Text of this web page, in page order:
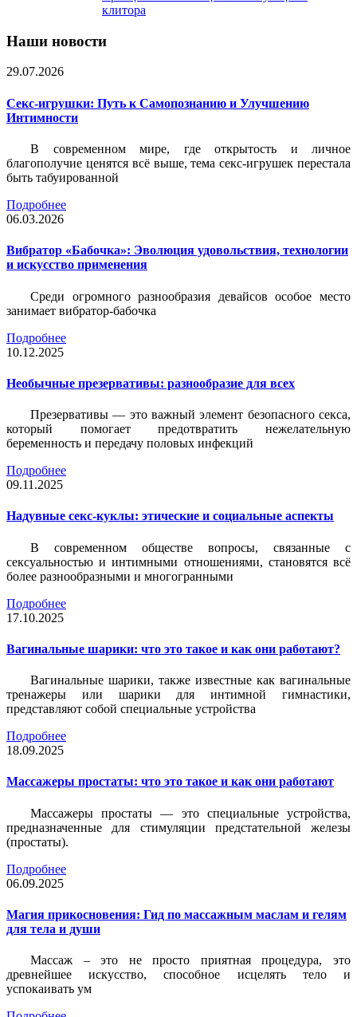
клитора
Наши новости
29.07.2026
Секс-игрушки: Путь к Самопознанию и Улучшению
Интимности
В современном мире, где открытость и личное
благополучие ценятся всё выше, тема секс-игрушек перестала
быть табуированной
Подробнее
06.03.2026
Вибратор «Бабочка»: Эволюция удовольствия, технологии
и искусство применения
Среди огромного разнообразия девайсов особое место
занимает вибратор-бабочка
Подробнее
10.12.2025
Необычные презервативы: разнообразие для всех
Презервативы — это важный элемент безопасного секса,
который помогает предотвратить нежелательную
беременность и передачу половых инфекций
Подробнее
09.11.2025
Надувные секс-куклы: этические и социальные аспекты
В современном обществе вопросы, связанные с
сексуальностью и интимными отношениями, становятся всё
более разнообразными и многогранными
Подробнее
17.10.2025
Вагинальные шарики: что это такое и как они работают?
Вагинальные шарики, также известные как вагинальные
тренажеры или шарики для интимной гимнастики,
представляют собой специальные устройства
Подробнее
18.09.2025
Массажеры простаты: что это такое и как они работают
Массажеры простаты — это специальные устройства,
предназначенные для стимуляции предстательной железы
(простаты).
Подробнее
06.09.2025
Магия прикосновения: Гид по массажным маслам и гелям
для тела и души
Массаж – это не просто приятная процедура, это
древнейшее искусство, способное исцелять тело и
успокаивать ум